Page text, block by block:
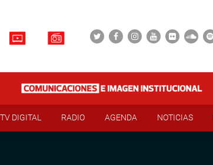
TV DIGITAL RADIO AGENDA NOTICIAS